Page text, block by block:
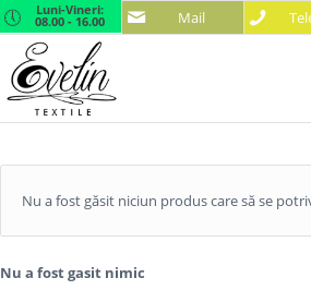
Mail
Luni-Vineri:
08.00 - 16.00
Nu a fost găsit niciun produs care să se
Nu a fost gasit nimic